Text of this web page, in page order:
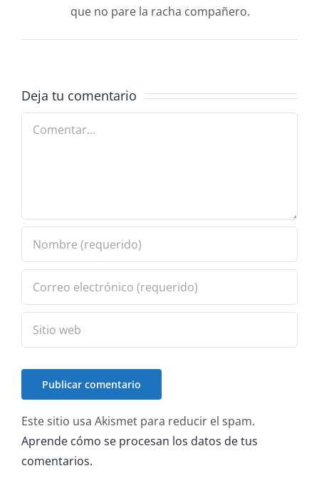
que no pare la racha compañero.
Deja tu comentario
Comentar
Este sitio usa Akismet para reducir el spam.
Aprende cómo se procesan los datos de tus
comentarios.